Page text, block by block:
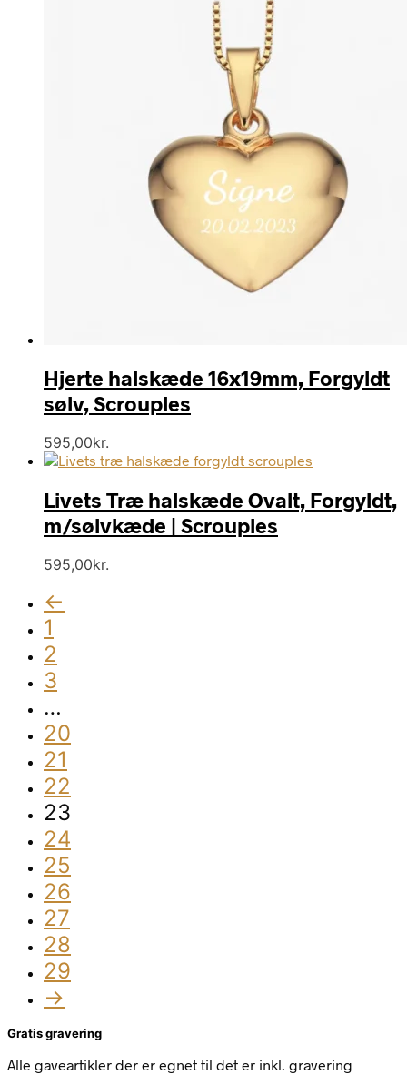
Hjerte halskæde 16x19mm, Forgyldt
sølv, Scrouples
595,00kr.
Livets Træ halskæde Ovalt, Forgyldt,
m/sølvkæde | Scrouples
595,00kr.
←
1
2
3
…
20
21
22
23
24
25
26
27
28
29
→
Gratis gravering
Alle gaveartikler der er egnet til det er inkl. gravering